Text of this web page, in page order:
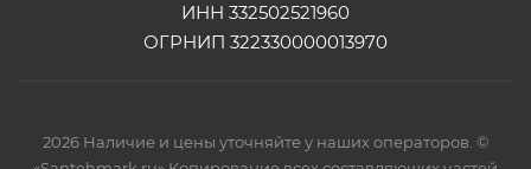
ИНН 332502521960
ОГРНИП 322330000013970
2026 Наличие и цены уточняйте у наших операторов. ©